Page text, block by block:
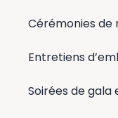
Cérémonies
Entretiens
Soirées de